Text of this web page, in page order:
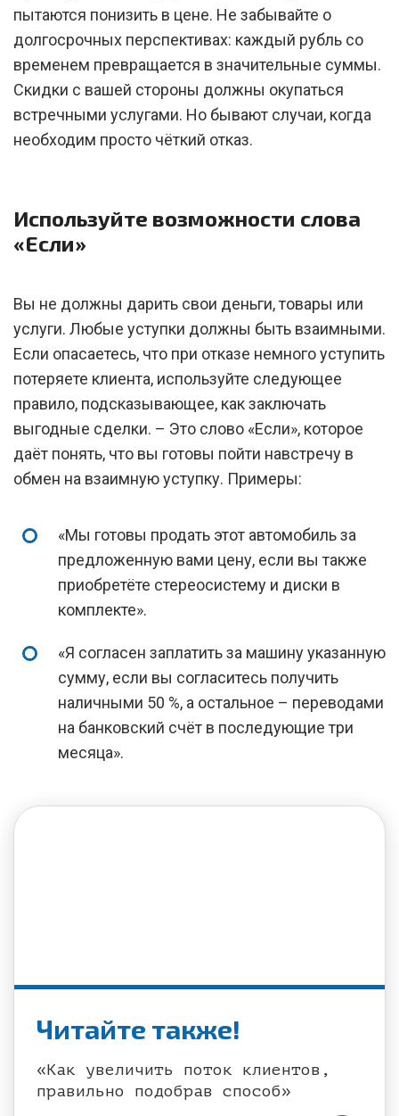
пытаются понизить в цене. Не забывайте о
долгосрочных перспективах: каждый рубль со
временем превращается в значительные суммы.
Скидки с вашей стороны должны окупаться
встречными услугами. Но бывают случаи, когда
необходим просто чёткий отказ.
Используйте возможности слова
«Если»
Вы не должны дарить свои деньги, товары или
услуги. Любые уступки должны быть взаимными.
Если опасаетесь, что при отказе немного уступить
потеряете клиента, используйте следующее
правило, подсказывающее, как заключать
выгодные сделки. – Это слово «Если», которое
даёт понять, что вы готовы пойти навстречу в
обмен на взаимную уступку. Примеры:
«Мы готовы продать этот автомобиль за
предложенную вами цену, если вы также
приобретёте стереосистему и диски в
комплекте».
«Я согласен заплатить за машину указанную
сумму, если вы согласитесь получить
наличными 50 %, а остальное – переводами
на банковский счёт в последующие три
месяца».
Читайте также!
«Как увеличить поток клиентов,
правильно подобрав способ»